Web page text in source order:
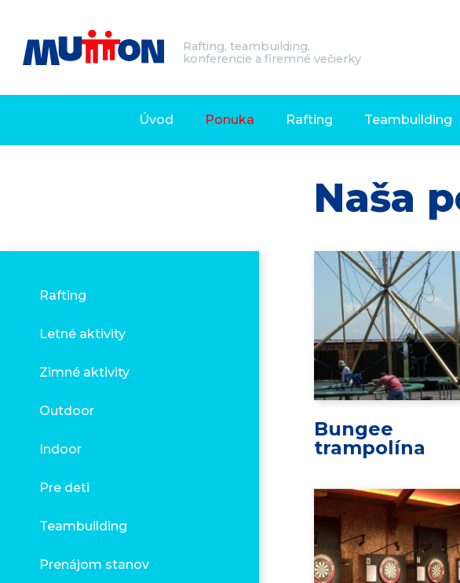
Rafting, teambuilding,
konferencie a firemné večierky
Úvod Ponuka Rafting Teambuilding
Naša
Rafting
Letné aktivity
Zimné aktivity
Outdoor
Indoor
Pre deti
Teambuilding
Prenájom stanov
Bungee
trampolína